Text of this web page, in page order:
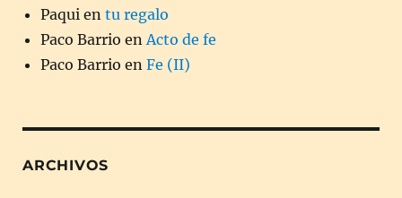
Paqui en tu regalo
Paco Barrio en Acto de fe
Paco Barrio en Fe (II)
ARCHIVOS